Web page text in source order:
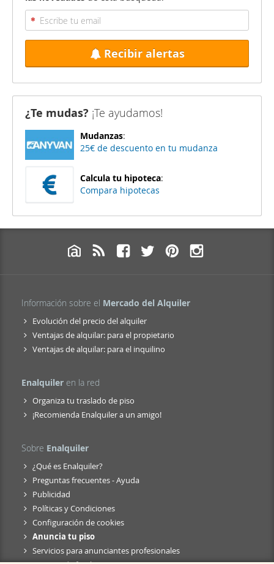
Recibir alertas
¿Te mudas? ¡Te ayudamos!
Mudanzas:
25€ de descuento en tu mudanza
Calcula tu hipoteca:
Compara hipotecas
Información sobre el Mercado del Alquiler
Evolución del precio del alquiler
Ventajas de alquilar: para el propietario
Ventajas de alquilar: para el inquilino
Enalquiler en la red
Organiza tu traslado de piso
¡Recomienda Enalquiler a un amigo!
Sobre Enalquiler
¿Qué es Enalquiler?
Preguntas frecuentes - Ayuda
Publicidad
Políticas y Condiciones
Configuración de cookies
Anuncia tu piso
Servicios para anunciantes profesionales